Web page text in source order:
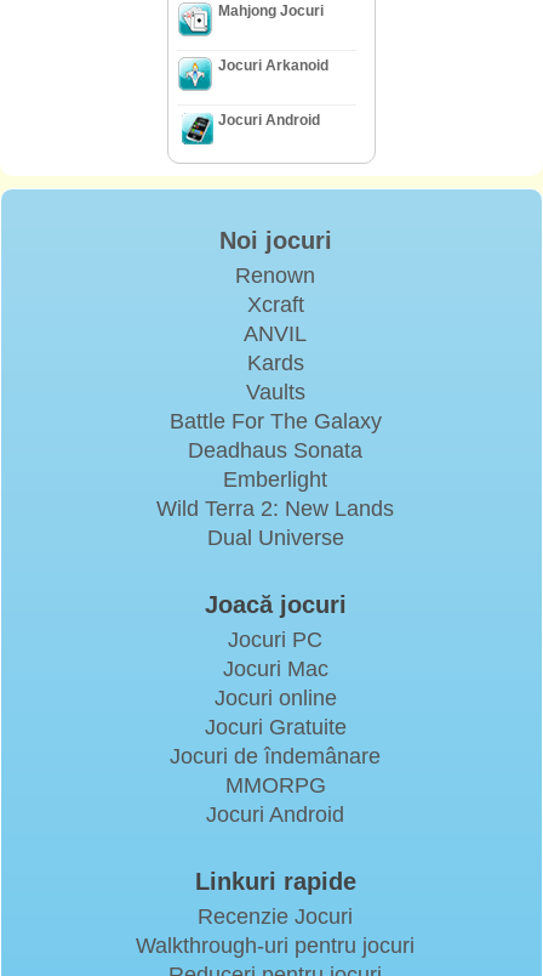
Mahjong Jocuri
Jocuri Arkanoid
Jocuri Android
Noi jocuri
Renown
Xcraft
ANVIL
Kards
Vaults
Battle For The Galaxy
Deadhaus Sonata
Emberlight
Wild Terra 2: New Lands
Dual Universe
Joacă jocuri
Jocuri PC
Jocuri Mac
Jocuri online
Jocuri Gratuite
Jocuri de îndemânare
MMORPG
Jocuri Android
Linkuri rapide
Recenzie Jocuri
Walkthrough-uri pentru jocuri